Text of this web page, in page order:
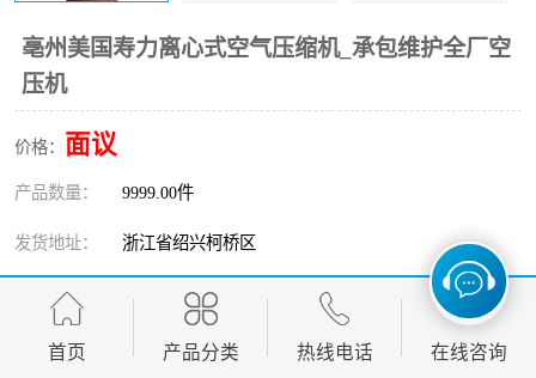
亳州美国寿力离心式空气压缩机_承包维护全厂空
压机
价格： 面议
产品数量： 9999.00件
发货地址： 浙江省绍兴柯桥区
关键词： 亳州美国寿力离心式空气压缩机
发布日期： 2026-08-08
首页 产品分类 热线电话 在线咨询
CAMERON空压机维修 CAMERON空压机显示屏